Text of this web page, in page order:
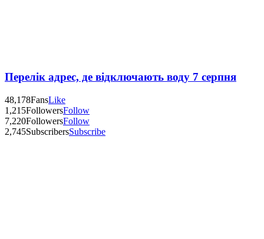
Перелік адрес, де відключають воду 7 серпня
48,178FansLike
1,215FollowersFollow
7,220FollowersFollow
2,745SubscribersSubscribe